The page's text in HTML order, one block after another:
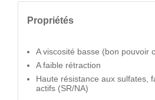
Propriétés
A viscosité basse (bon pouvoir
A faible rétraction
Haute résistance aux sulfates,
actifs (SR/NA)